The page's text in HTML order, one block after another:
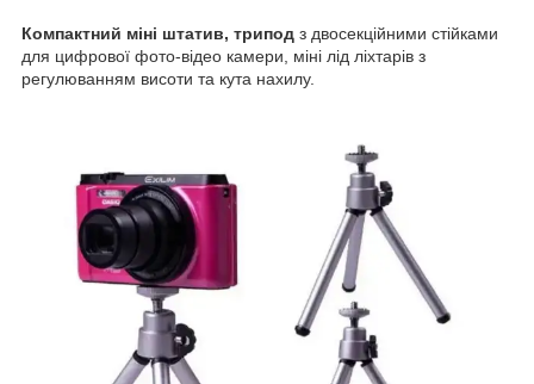
Компактний міні штатив, трипод з двосекційними стійками
для цифрової фото-відео камери, міні лід ліхтарів з
регулюванням висоти та кута нахилу.